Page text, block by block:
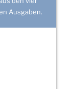
Ausgaben.